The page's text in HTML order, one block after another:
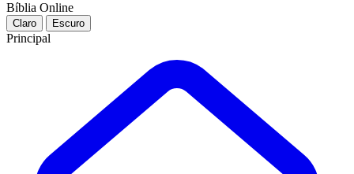
Bíblia Online
Claro Escuro
Principal